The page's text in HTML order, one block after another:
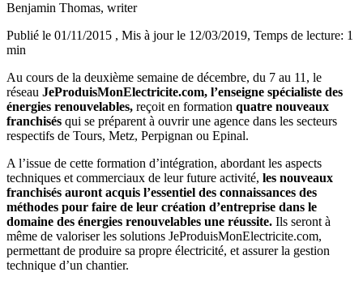
Benjamin Thomas, writer
Publié le 01/11/2015 , Mis à jour le 12/03/2019, Temps de lecture: 1
min
Au cours de la deuxième semaine de décembre, du 7 au 11, le
réseau JeProduisMonElectricite.com, l’enseigne spécialiste des
énergies renouvelables, reçoit en formation quatre nouveaux
franchisés qui se préparent à ouvrir une agence dans les secteurs
respectifs de Tours, Metz, Perpignan ou Epinal.
A l’issue de cette formation d’intégration, abordant les aspects
techniques et commerciaux de leur future activité, les nouveaux
franchisés auront acquis l’essentiel des connaissances des
méthodes pour faire de leur création d’entreprise dans le
domaine des énergies renouvelables une réussite. Ils seront à
même de valoriser les solutions JeProduisMonElectricite.com,
permettant de produire sa propre électricité, et assurer la gestion
technique d’un chantier.